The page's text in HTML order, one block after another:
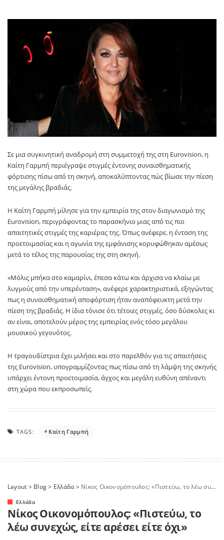
Σε μια συγκινητική αναδρομή στη συμμετοχή της στη Eurovision, η
Καίτη Γαρμπή περιέγραψε στιγμές έντονης συναισθηματικής
φόρτισης πίσω από τη σκηνή, αποκαλύπτοντας πώς βίωσε την πίεση
της μεγάλης βραδιάς.
Η Καίτη Γαρμπή μίλησε για την εμπειρία της στον διαγωνισμό της
Eurovision, περιγράφοντας το παρασκήνιο μιας από τις πιο
απαιτητικές στιγμές της καριέρας της. Όπως ανέφερε, η ένταση της
προετοιμασίας και η αγωνία της εμφάνισης κορυφώθηκαν αμέσως
μετά το τέλος της παρουσίας της στη σκηνή.
«Μόλις μπήκα στο καμαρίνι, έπεσα κάτω και άρχισα να κλαίω με
λυγμούς από την υπερένταση», ανέφερε χαρακτηριστικά, εξηγώντας
πως η συναισθηματική αποφόρτιση ήταν αναπόφευκτη μετά την
πίεση της βραδιάς. Η ίδια τόνισε ότι τέτοιες στιγμές, όσο δύσκολες κι
αν είναι, αποτελούν μέρος της εμπειρίας ενός τόσο μεγάλου
μουσικού γεγονότος.
Η τραγουδίστρια έχει μιλήσει και στο παρελθόν για τις απαιτήσεις
της Eurovision, υπογραμμίζοντας πως πίσω από τη λάμψη της σκηνής
υπάρχει έντονη προετοιμασία, άγχος και μεγάλη ευθύνη απέναντι
στη χώρα που εκπροσωπείς.
TAGS: Καίτη Γαρμπή
Layout > Blog> Ελλάδα> Νίκος Οικονομόπουλος: «Πιστεύω, το λέω συνεχώς, είτε αρέσει είτε όχι»
Ελλάδα
Νίκος Οικονομόπουλος: «Πιστεύω, το
λέω συνεχώς, είτε αρέσει είτε όχι»